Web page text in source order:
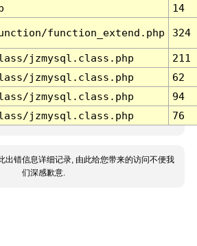
14
function_extend.php 324
jzmysql.class.php
211
jzmysql.class.php
62
jzmysql.class.php
94
jzmysql.class.php 76
出错信息详细记录, 由此给您带来的访问不便我
们深感歉意.